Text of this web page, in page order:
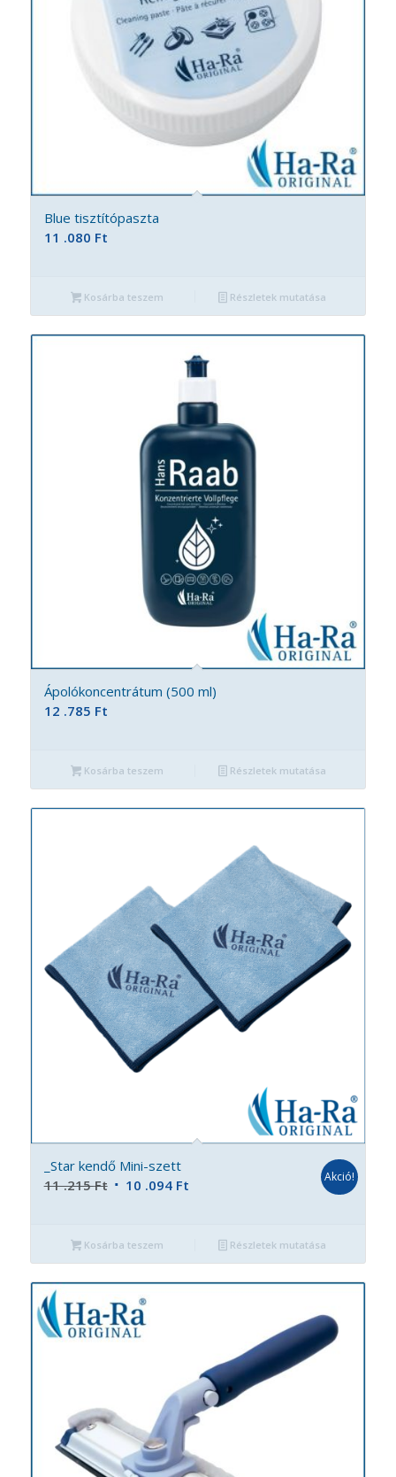
Blue tisztítópaszta
11 .080 Ft
Kosárba teszem Részletek mutatása
Ápolókoncentrátum (500 ml)
12 .785 Ft
Kosárba teszem Részletek mutatása
_Star kendő Mini-szett
11 .215Ft Original
11
.215 Ft.
10 .094 FtCurrent
.094 Ft.
Akció!
Kosárba teszem Részletek mutatása